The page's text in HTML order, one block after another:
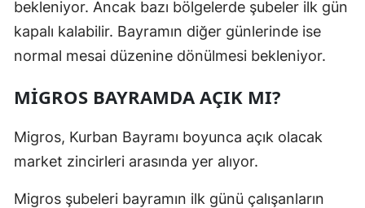
bekleniyor. Ancak bazı bölgelerde şubeler ilk gün
kapalı kalabilir. Bayramın diğer günlerinde ise
normal mesai düzenine dönülmesi bekleniyor.
MİGROS BAYRAMDA AÇIK MI?
Migros, Kurban Bayramı boyunca açık olacak
market zincirleri arasında yer alıyor.
Migros şubeleri bayramın ilk günü çalışanların